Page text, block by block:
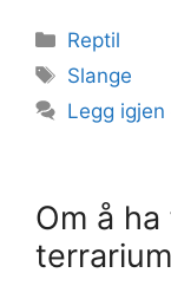
Kategorier
Reptil
Stikkord
Slange
Legg
Om å
terrarium